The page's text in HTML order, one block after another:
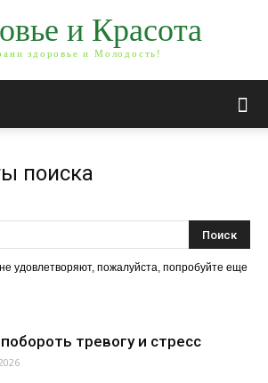
и Красота
здоровье и Молодость!
поиска
удовлетворяют, пожалуйста, попробуйте еще
тревогу и стресс